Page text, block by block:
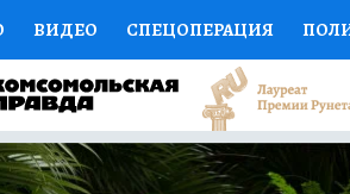
ВИДЕО СПЕЦОПЕРАЦИЯ
НАУКА СПОРТ
ЭКСПЕРТОВ ДОКТОР